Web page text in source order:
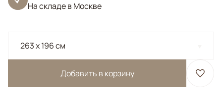
На складе в Москве
263 x 196 см
Добавить в корзину